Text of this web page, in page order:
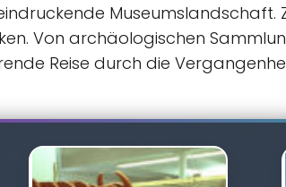
Museumslandschaft.
Von archäologischen
Reise durch die